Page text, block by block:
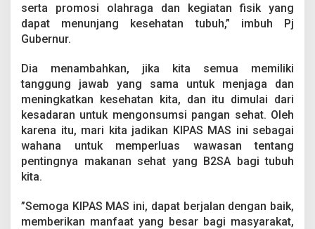
serta promosi olahraga dan kegiatan fisik yang
dapat menunjang kesehatan tubuh,” imbuh Pj
Gubernur.
Dia menambahkan, jika kita semua memiliki
tanggung jawab yang sama untuk menjaga dan
meningkatkan kesehatan kita, dan itu dimulai dari
kesadaran untuk mengonsumsi pangan sehat. Oleh
karena itu, mari kita jadikan KIPAS MAS ini sebagai
wahana untuk memperluas wawasan tentang
pentingnya makanan sehat yang B2SA bagi tubuh
kita.
”Semoga KIPAS MAS ini, dapat berjalan dengan baik,
memberikan manfaat yang besar bagi masyarakat,